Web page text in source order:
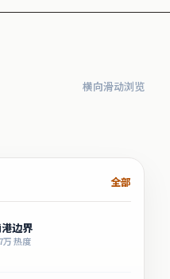
横向滑动浏览
全部
边界
万热度